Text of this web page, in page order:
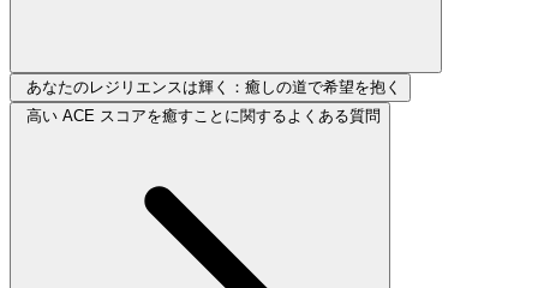
あなたのレジリエンスは輝く：癒しの道で希望を抱く
高い ACE スコアを癒すことに関するよくある質問